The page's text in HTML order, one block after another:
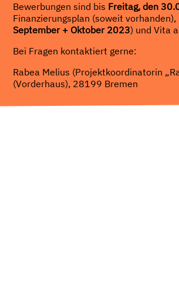
Bewerbungen sind bis Freitag, den
Finanzierungsplan (soweit
September + Oktober 2023) und Vita
Bei Fragen kontaktiert gerne:
Rabea Melius (Projektkoordinatorin
(Vorderhaus), 28199 Bremen